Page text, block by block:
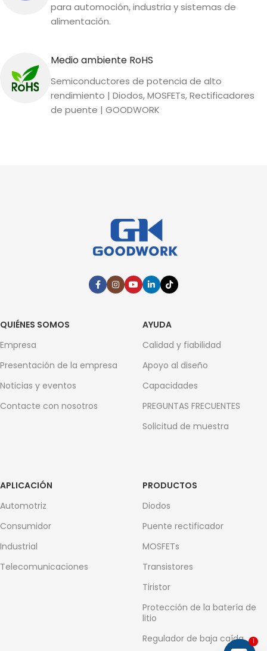
para automoción, industria y sistemas de
alimentación.
Medio ambiente RoHS
Semiconductores de potencia de alto
rendimiento | Diodos, MOSFETs, Rectificadores
de puente | GOODWORK
QUIÉNES SOMOS
Empresa
Presentación de la empresa
Noticias y eventos
Contacte con nosotros
AYUDA
Calidad y fiabilidad
Apoyo al diseño
Capacidades
PREGUNTAS FRECUENTES
Solicitud de muestra
APLICACIÓN
Automotriz
Consumidor
Industrial
Telecomunicaciones
PRODUCTOS
Diodos
Puente rectificador
MOSFETs
Transistores
Tiristor
Protección de la batería de
litio
Regulador de baja caída
1